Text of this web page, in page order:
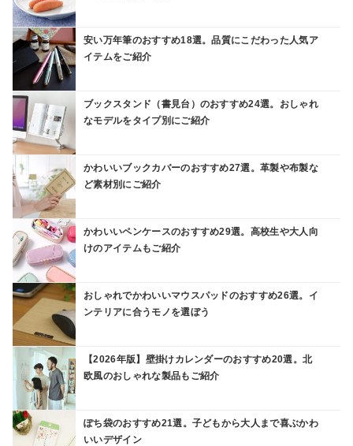
安い万年筆のおすすめ18選。品質にこだわった人気ア
イテムをご紹介
ブックスタンド（書見台）のおすすめ24選。おしゃれ
なモデルをタイプ別にご紹介
かわいいブックカバーのおすすめ27選。革製や布製な
ど素材別にご紹介
かわいいペンケースのおすすめ29選。高校生や大人向
けのアイテムもご紹介
おしゃれでかわいいマウスパッドのおすすめ26選。イ
ンテリアに合うモノを選ぼう
【2026年版】壁掛けカレンダーのおすすめ20選。北
欧風のおしゃれな製品もご紹介
ぽち袋のおすすめ21選。子どもから大人まで喜ぶかわ
いいデザイン